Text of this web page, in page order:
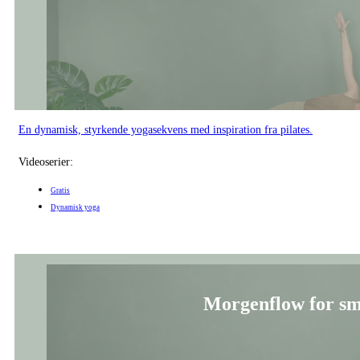
En dynamisk, styrkende yogasekvens med inspiration fra pilates.
Videoserier:
Gratis
Dynamisk yoga
Morgenflow for